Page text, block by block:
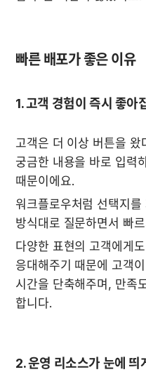
빠른 배포가 좋은 이유
1. 고객 경험이 즉시 좋아
고객은 더 이상 버튼을 왔
궁금한 내용을 바로 입력
때문이에요.
워크플로우처럼 선택지
방식대로 질문하면서 빠
다양한 표현의 고객에게
응대해주기 때문에 고객
시간을 단축해주며, 만족
합니다.
2. 운영 리소스가 눈에 띄